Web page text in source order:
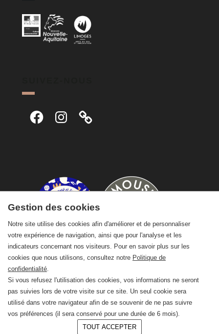
FacebookInstagram
Gestion des cookies
Notre site utilise des cookies afin d'améliorer et de personnaliser
votre expérience de navigation, ainsi que pour l'analyse et les
indicateurs concernant nos visiteurs. Pour en savoir plus sur les
cookies que nous utilisons, consultez notre Politique de
confidentialité
Si vous refusez l'utilisation des cookies, vos informations ne seront
pas suivies lors de votre visite sur ce site. Un seul cookie sera
utilisé dans votre navigateur afin de se souvenir de ne pas suivre
vos préférences (il sera conservé pour une durée de 6 mois).
TOUT ACCEPTER